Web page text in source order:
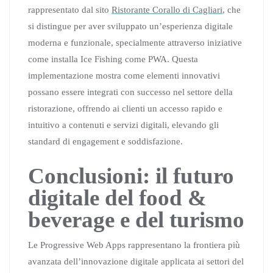
rappresentato dal sito Ristorante Corallo di Cagliari, che
si distingue per aver sviluppato un’esperienza digitale
moderna e funzionale, specialmente attraverso iniziative
come installa Ice Fishing come PWA. Questa
implementazione mostra come elementi innovativi
possano essere integrati con successo nel settore della
ristorazione, offrendo ai clienti un accesso rapido e
intuitivo a contenuti e servizi digitali, elevando gli
standard di engagement e soddisfazione.
Conclusioni: il futuro
digitale del food &
beverage e del turismo
Le Progressive Web Apps rappresentano la frontiera più
avanzata dell’innovazione digitale applicata ai settori del